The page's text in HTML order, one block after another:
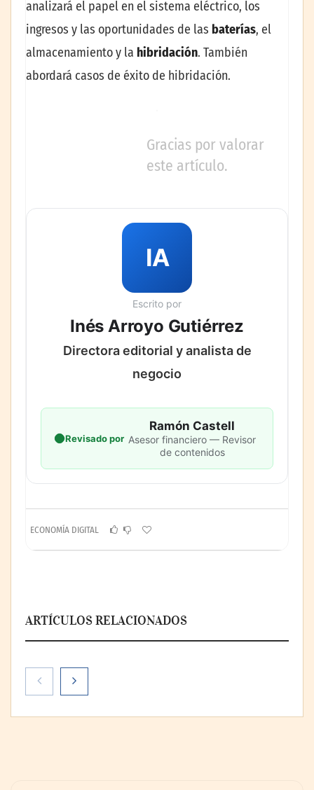
analizará el papel en el sistema eléctrico, los
ingresos y las oportunidades de las baterías, el
almacenamiento y la hibridación. También
abordará casos de éxito de hibridación.
Gracias por valorar
este artículo.
IA
Escrito por
Inés Arroyo Gutiérrez
Directora editorial y analista de
negocio
Revisado por
Ramón Castell
Asesor financiero — Revisor
de contenidos
ECONOMÍA DIGITAL
ARTÍCULOS RELACIONADOS
Nicols presenta seis modelos de anillos de
compromiso para el eclipse solar del 12 de